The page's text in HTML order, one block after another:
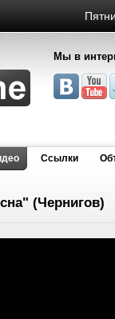
Мы в
Cсылки
(Чернигов)